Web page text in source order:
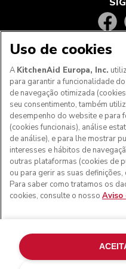
Aos clientes nos
portugueses: Por favor,
ao Cliente para efetuar
podermos fornecer os
taxa
nos EUA
Gerir as minhas
Uso de cookies
A KitchenAid Europa, Inc.
para garantir a funcionalidade
de navegação otimizada
seu consentimento, também
desempenho do website e para
(cookies funcionais), análise
de análise), e para lhe mostrar
interesses e hábitos de
outras plataformas (cookies de
ou para gerir as suas
Para saber como tratamos os
cookies, consulte o nosso Aviso